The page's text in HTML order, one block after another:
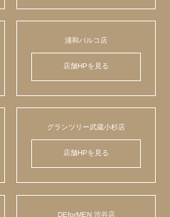
浦和パルコ店
店舗HPを見る
グランツリー武蔵小杉店
店舗HPを見る
DEforMEN 渋谷店